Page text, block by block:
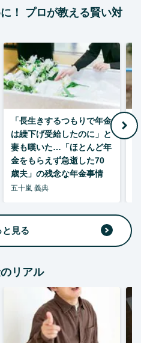
！ プロが教える賢い対
「長生きするつもりで年金
は繰下げ受給したのに」と
妻も嘆いた…「ほとんど年
金をもらえず急逝した70
歳夫」の残念な年金事情
五十嵐 義典
と見る
リアル